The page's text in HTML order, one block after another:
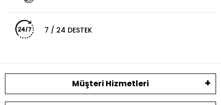
7 / 24 DESTEK
Müşteri Hizmetleri